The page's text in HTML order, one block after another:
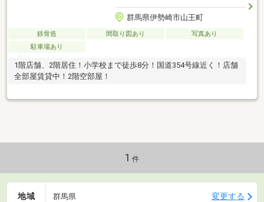
群馬県伊勢崎市山王町
鉄骨造 間取り図あり
写真あり
駐車場あり
1階店舗、2階居住！小学校まで徒歩8分！国道354号線近く！店舗
全部屋賃貸中！2階空部屋！
1 件
地域 群馬県 変更する